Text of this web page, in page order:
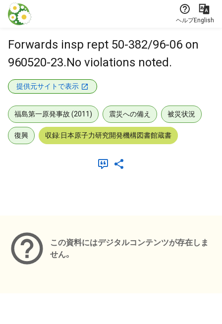
本文に飛ぶ
ヘルプEnglish
Forwards insp rept 50-382/96-06 on
960520-23.No violations noted.
提供元サイトで表示
福島第一原発事故 (2011) 震災への備え 被災状況
復興 収録:日本原子力研究開発機構図書館蔵書
この資料にはデジタルコンテンツが存在しま
せん。